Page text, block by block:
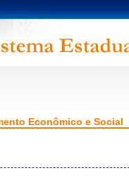
Econômico e Social